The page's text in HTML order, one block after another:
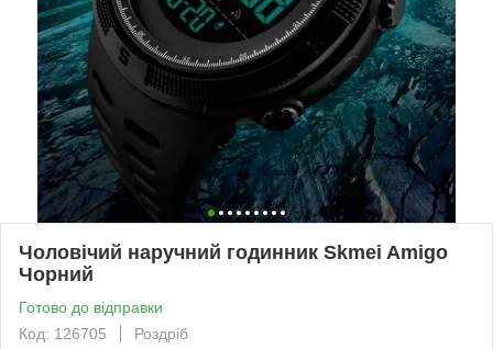
Чоловічий наручний годинник Skmei Amigo
Чорний
Готово до відправки
Код: 126705
Роздріб